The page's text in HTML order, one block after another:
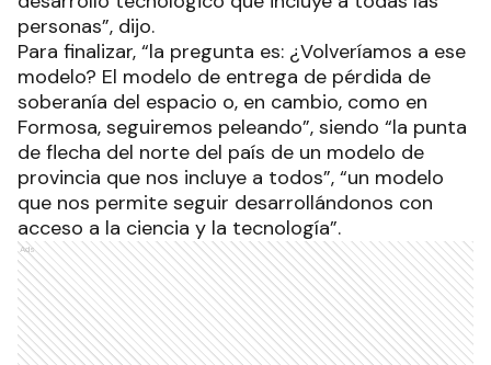
personas”, dijo.
Para finalizar, “la pregunta es: ¿Volveríamos a ese
modelo? El modelo de entrega de pérdida de
soberanía del espacio o, en cambio, como en
Formosa, seguiremos peleando”, siendo “la punta
de flecha del norte del país de un modelo de
provincia que nos incluye a todos”, “un modelo
que nos permite seguir desarrollándonos con
acceso a la ciencia y la tecnología”.
Ads